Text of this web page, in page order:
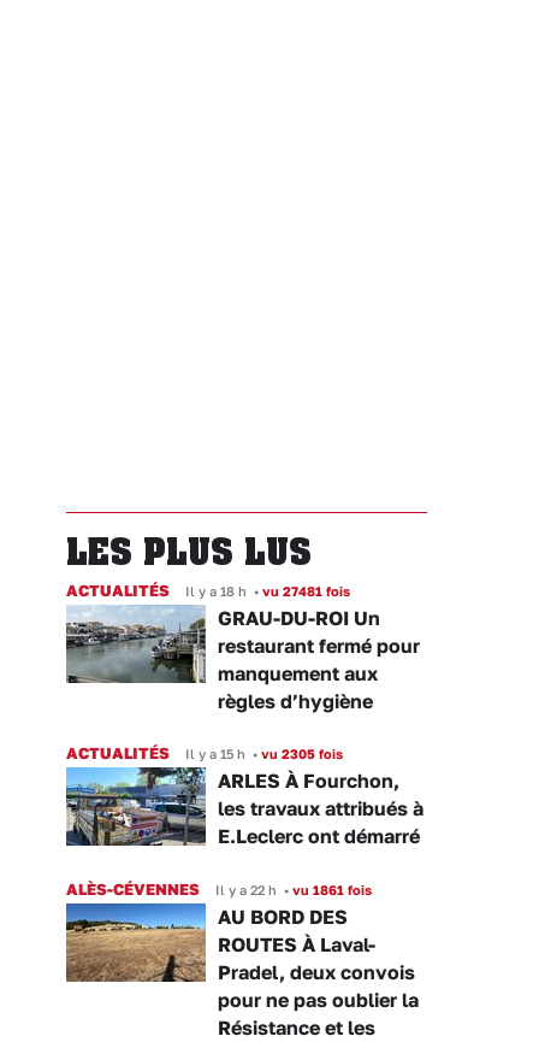
LES PLUS LUS
ACTUALITÉS Il y a 18 h • vu 27481 fois
GRAU-DU-ROI Un
restaurant fermé pour
manquement aux
règles d’hygiène
ACTUALITÉS Il y a 15 h • vu 2305 fois
ARLES À Fourchon,
les travaux attribués à
E.Leclerc ont démarré
ALÈS-CÉVENNES Il y a 22 h • vu 1861 fois
AU BORD DES
ROUTES À Laval-
Pradel, deux convois
pour ne pas oublier la
Résistance et les